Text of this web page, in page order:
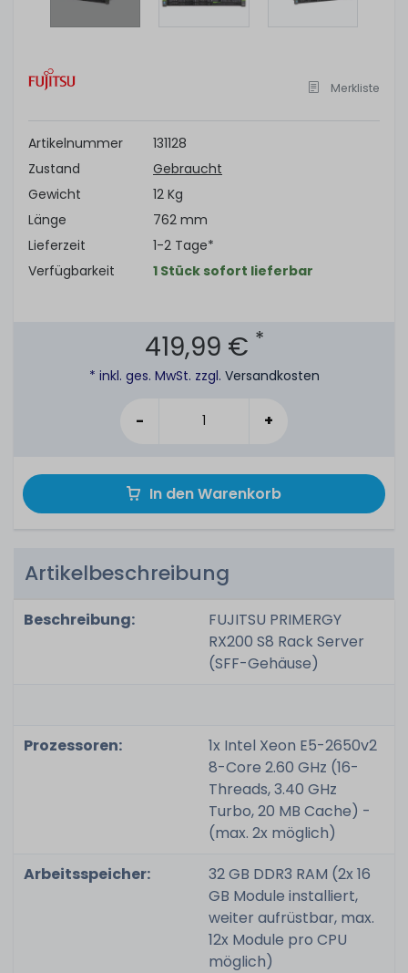
of
11
Merkliste
Artikelnummer
131128
Zustand
Gebraucht
Gewicht
12 Kg
Länge
762 mm
Lieferzeit
1-2 Tage*
Verfügbarkeit
1 Stück sofort lieferbar
419,99 € *
* inkl. ges. MwSt. zzgl. Versandkosten
- +
In den Warenkorb
Artikelbeschreibung
Beschreibung:
FUJITSU PRIMERGY
RX200 S8 Rack Server
(SFF-Gehäuse)
Prozessoren:
1x Intel Xeon E5-2650v2
8-Core 2.60 GHz (16-
Threads, 3.40 GHz
Turbo, 20 MB Cache) -
(max. 2x möglich)
Arbeitsspeicher:
32 GB DDR3 RAM (2x 16
GB Module installiert,
weiter aufrüstbar, max.
12x Module pro CPU
möglich)